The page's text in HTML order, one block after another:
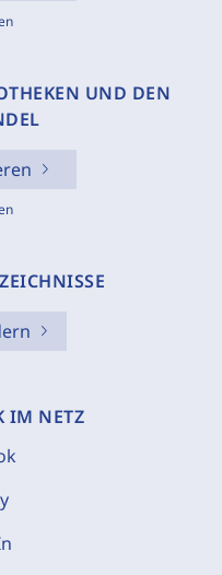
UND DEN
IM NETZ